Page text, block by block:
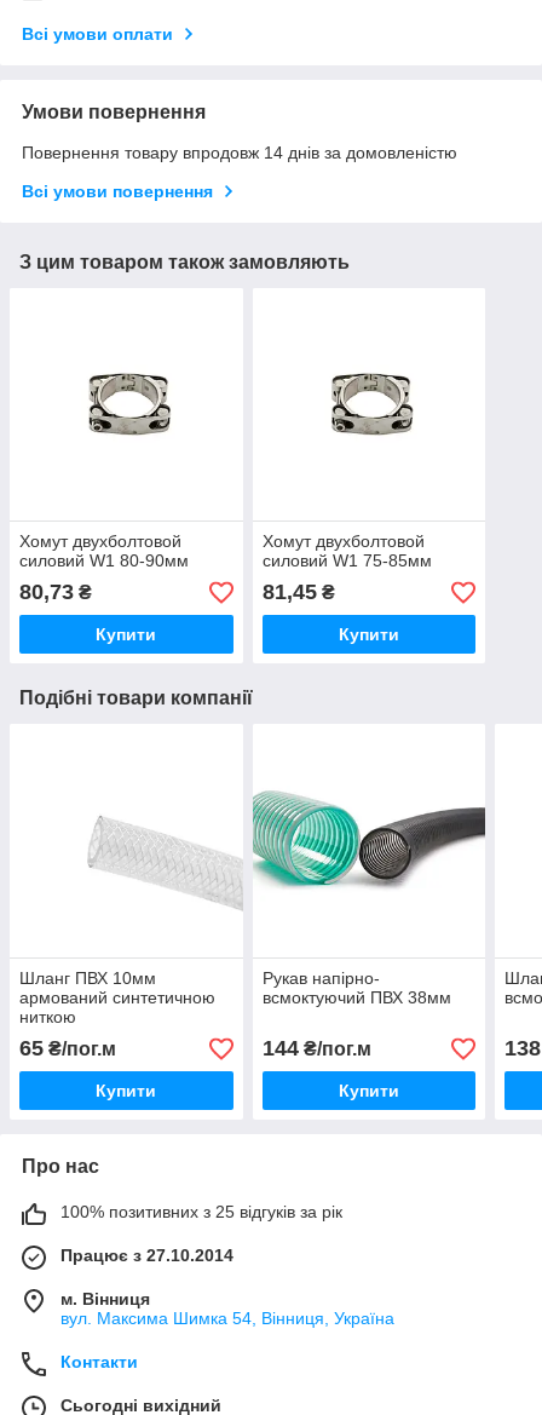
Всі умови оплати
Умови повернення
Повернення товару впродовж 14 днів за домовленістю
Всі умови повернення
З цим товаром також замовляють
Хомут двухболтовой
силовий W1 80-90мм
80,73 ₴
Купити
Хомут двухболтовой
силовий W1 75-85мм
81,45₴
Купити
Подібні товари компанії
Шланг ПВХ 10мм
армований синтетичною
ниткою
65 ₴/пог.м
Купити
Рукав напірно-
всмоктуючий ПВХ 38мм
144₴/пог.м
Купити
138
Про нас
100% позитивних з 25 відгуків за рік
Працює з 27.10.2014
м. Вінниця
вул. Максима Шимка 54, Вінниця, Україна
Контакти
Сьогодні вихідний